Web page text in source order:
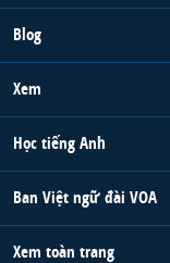
Blog
Xem
Học tiếng Anh
Ban Việt ngữ đài VOA
Xem toàn trang